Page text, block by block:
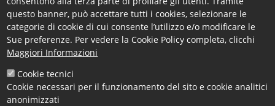
sabato 4 novembre alle 15:30nella Camera di
Commercio di Cosenza.
Per saperne di più su
Oliverio
Stampa
questo banner, può accettare tutti i cookies, selezionare le
categorie di cookie di cui consente l’utilizzo e/o modificare le
Sue preferenze. Per vedere la Cookie Policy completa, clicchi
Maggiori Informazioni
Cookie tecnici
Cookie necessari per il funzionamento del sito e cookie analitici
anonimizzati